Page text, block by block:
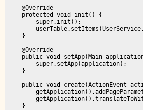
    @Override
    protected void init() {
        super.init();
    }
    @Override
public void setApp(Main
        super.setApp(application);
    }
public void create(ActionEvent
    }